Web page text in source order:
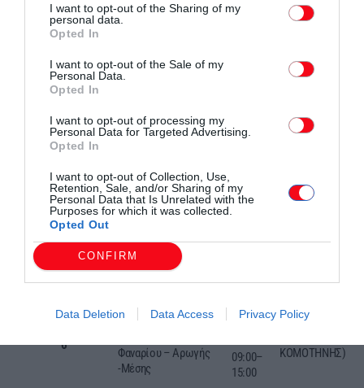
I want to opt-out of the Sharing of my
personal data.
Opted In
I want to opt-out of the Sale of my
Personal Data.
Opted In
I want to opt-out of processing my
Personal Data for Targeted Advertising.
Opted In
I want to opt-out of Collection, Use,
Retention, Sale, and/or Sharing of my
Personal Data that Is Unrelated with the
Purposes for which it was collected.
Opted Out
CONFIRM
Data Deletion Data Access Privacy Policy
02/07/202
6
Καλλίστη, Γλυφάδα,
Παραλιακή ζώνη
-Μέσης
(ΔΗΜΟΣ
ΠΑΡΑΣΚΕΥ03/07/202
6
Μεσούνη, Αίγειρος,
Καλλίστη, Γλυφάδα,
Παραλιακή ζώνη
-Μέσης
ΚΟΜΟΤΗΝΗΣ
6
Μεσούνη, Αίγειρος,
Καλλίστη, Γλυφάδα,
Φαναρίου – Αρωγής
-Μέσης
09:00–
15:00
ΚΟΜΟΤΗΝΗΣ
ΚΟΜΟΤΗΝΗΣ)